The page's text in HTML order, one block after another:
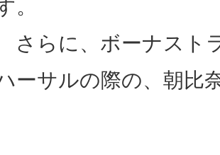
。
さらに、ボーナスト
ーサルの際の、朝比